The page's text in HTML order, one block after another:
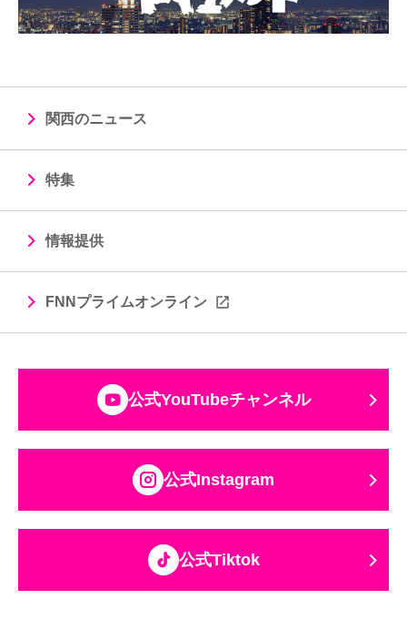
関西のニュース
特集
情報提供
FNNプライムオンライン
公式YouTubeチャンネル
公式Instagram
公式Tiktok